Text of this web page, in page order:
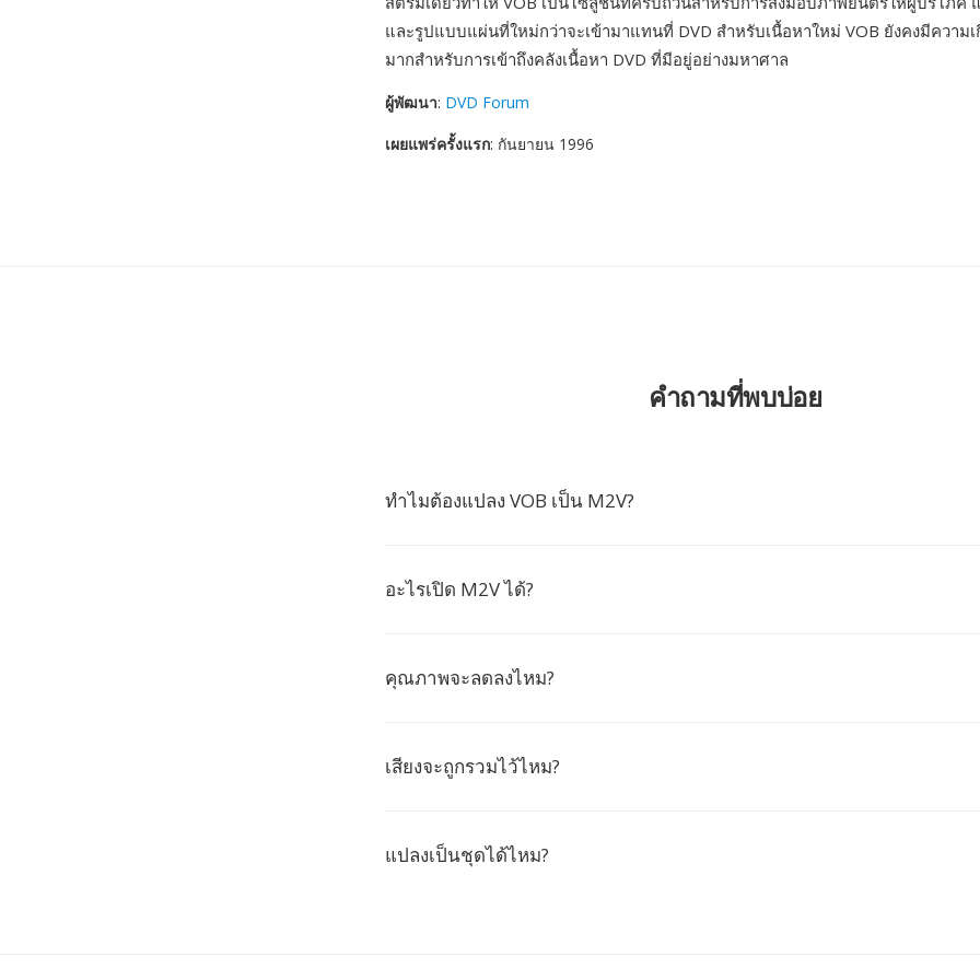
และรูปแบบแผ่นที่ใหม่กว่าจะเข้ามาแทนที่ DVD สำหรับเนื้อหาใหม่ VOB ยังคงมีความเ
มากสำหรับการเข้าถึงคลังเนื้อหา DVD ที่มีอยู่อย่างมหาศาล
ผู้พัฒนา: DVD Forum
เผยแพร่ครั้งแรก: กันยายน 1996
คำถามที่พบบ่อย
ทำไมต้องแปลง VOB เป็น M2V?
อะไรเปิด M2V ได้?
คุณภาพจะลดลงไหม?
เสียงจะถูกรวมไว้ไหม?
แปลงเป็นชุดได้ไหม?